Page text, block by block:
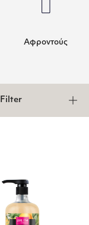
Αφροντούς
Filter